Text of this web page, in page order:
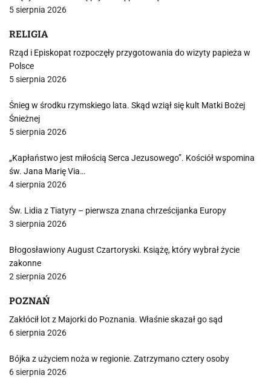
5 sierpnia 2026
RELIGIA
Rząd i Episkopat rozpoczęły przygotowania do wizyty papieża w
Polsce
5 sierpnia 2026
Śnieg w środku rzymskiego lata. Skąd wziął się kult Matki Bożej
Śnieżnej
5 sierpnia 2026
„Kapłaństwo jest miłością Serca Jezusowego”. Kościół wspomina
św. Jana Marię Via…
4 sierpnia 2026
Św. Lidia z Tiatyry – pierwsza znana chrześcijanka Europy
3 sierpnia 2026
Błogosławiony August Czartoryski. Książę, który wybrał życie
zakonne
2 sierpnia 2026
POZNAŃ
Zakłócił lot z Majorki do Poznania. Właśnie skazał go sąd
6 sierpnia 2026
Bójka z użyciem noża w regionie. Zatrzymano cztery osoby
6 sierpnia 2026